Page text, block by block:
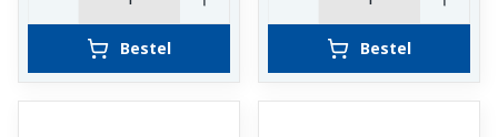
Bestel Bestel